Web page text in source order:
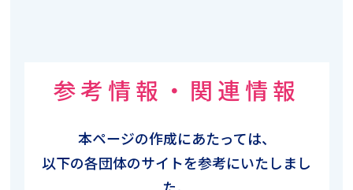
参考情報・関連情報
本ページの作成にあたっては、
以下の各団体のサイトを参考にいたしまし